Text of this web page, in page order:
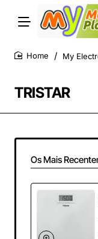
TRISTAR
My
Os Mais